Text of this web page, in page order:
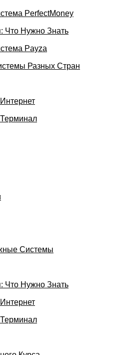
PerfectMoney
Что Нужно Знать
Payza
Разных Стран
Системы
Что Нужно Знать